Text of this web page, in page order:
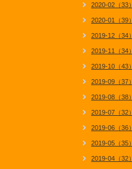
2020-02（33）
2020-01（39）
2019-12（34）
2019-11（34）
2019-10（43）
2019-09（37）
2019-08（38）
2019-07（32）
2019-06（36）
2019-05（35）
2019-04（32）